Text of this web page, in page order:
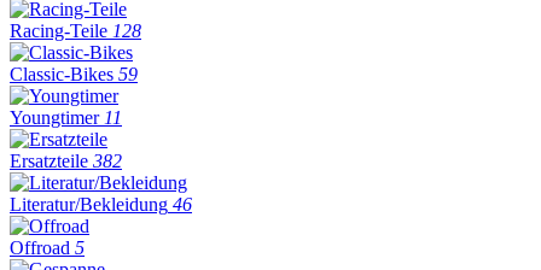
Racing-Teile 128
Classic-Bikes 59
Youngtimer 11
Ersatzteile 382
Literatur/Bekleidung 46
Offroad 5